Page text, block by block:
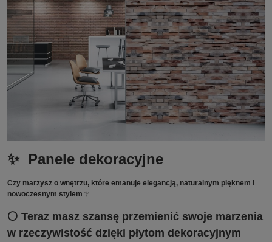
✨ Panele dekoracyjne
Czy marzysz o wnętrzu, które emanuje elegancją, naturalnym pięknem i
nowoczesnym stylem ❔
⚪ Teraz masz szansę przemienić swoje marzenia
w rzeczywistość dzięki płytom dekoracyjnym